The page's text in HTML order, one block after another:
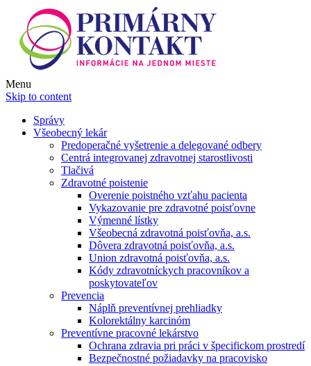
Menu
Skip to content
Správy
Všeobecný lekár
Predoperačné vyšetrenie a delegované odbery
Centrá integrovanej zdravotnej starostlivosti
Tlačivá
Zdravotné poistenie
Overenie poistného vzťahu pacienta
Vykazovanie pre zdravotné poisťovne
Výmenné lístky
Všeobecná zdravotná poisťovňa, a.s.
Dôvera zdravotná poisťovňa, a.s.
Union zdravotná poisťovňa, a.s.
Kódy zdravotníckych pracovníkov a
poskytovateľov
Prevencia
Náplň preventívnej prehliadky
Kolorektálny karcinóm
Preventívne pracovné lekárstvo
Ochrana zdravia pri práci v špecifickom prostredí
Bezpečnostné požiadavky na pracovisko